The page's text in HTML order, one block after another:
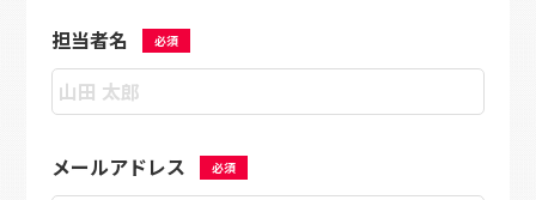
担当者名 必須
メールアドレス 必須